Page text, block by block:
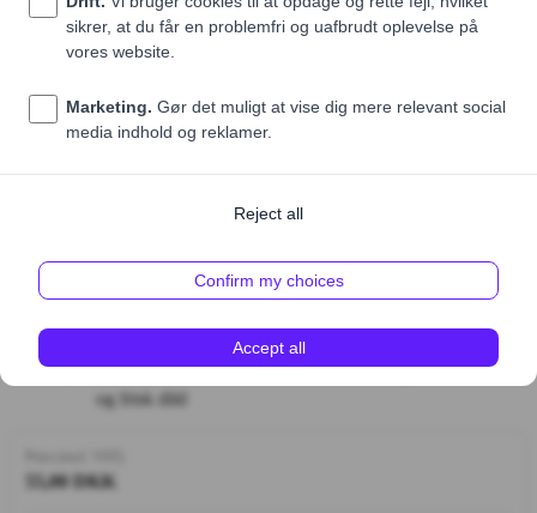
Friteret knoldsellerimed remoulade, kapersbær, citron
og frisk dild
55,00 DKK